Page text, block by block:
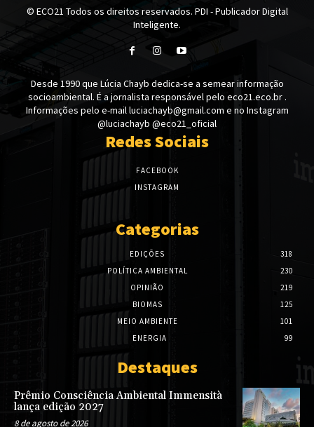
© ECO21 Todos os direitos reservados. PDI - Publicador Digital
Inteligente.
Desde 1990 que Lúcia Chayb dedica-se a semear informação
socioambiental. É a jornalista responsável pelo eco21.eco.br .
Informações pelo e-mail luciachayb@gmail.com e no Instagram
@luciachayb @eco21_oficial
Redes Sociais
FACEBOOK
INSTAGRAM
Categorias
EDIÇÕES
318
POLÍTICA AMBIENTAL
230
OPINIÃO
219
BIOMAS
125
MEIO AMBIENTE
101
ENERGIA
99
Destaques
Prêmio Consciência Ambiental Immensità
lança edição 2027
8 de agosto de 2026